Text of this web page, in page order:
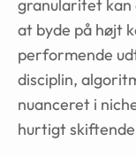
granularitet kan
at byde på højt
performende
disciplin,
nuanceret i
hurtigt